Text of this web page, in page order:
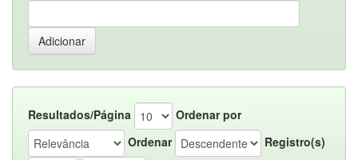
Resultados/Página
Ordenar por
Ordenar
Registro(s)